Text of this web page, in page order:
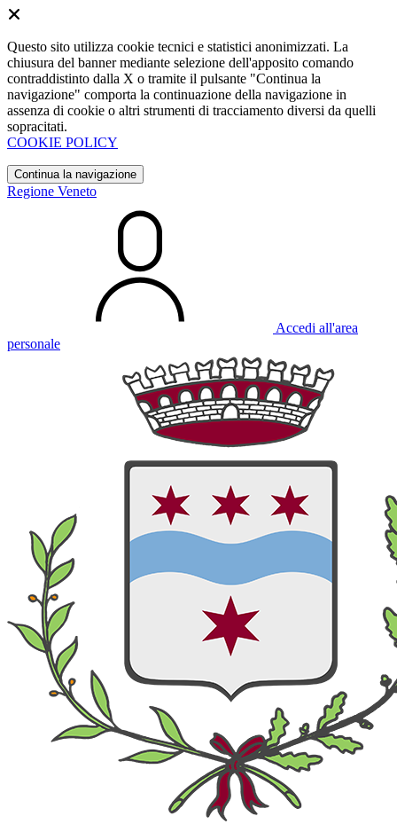
Questo sito utilizza cookie tecnici e statistici anonimizzati. La
chiusura del banner mediante selezione dell'apposito comando
contraddistinto dalla X o tramite il pulsante "Continua la
navigazione" comporta la continuazione della navigazione in
assenza di cookie o altri strumenti di tracciamento diversi da quelli
sopracitati.
COOKIE POLICY
Continua la navigazione
Regione Veneto
Accedi all'area
personale